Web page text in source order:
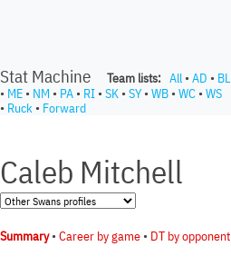
Stat Machine Team lists: All • AD • BL
• ME • NM • PA • RI • SK • SY• WB • WC • WS
• Ruck • Forward